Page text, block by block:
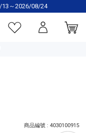
～2026/08/24
商品編號 : 4030100915